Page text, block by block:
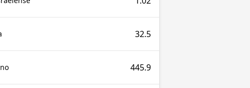
32.5
445.9